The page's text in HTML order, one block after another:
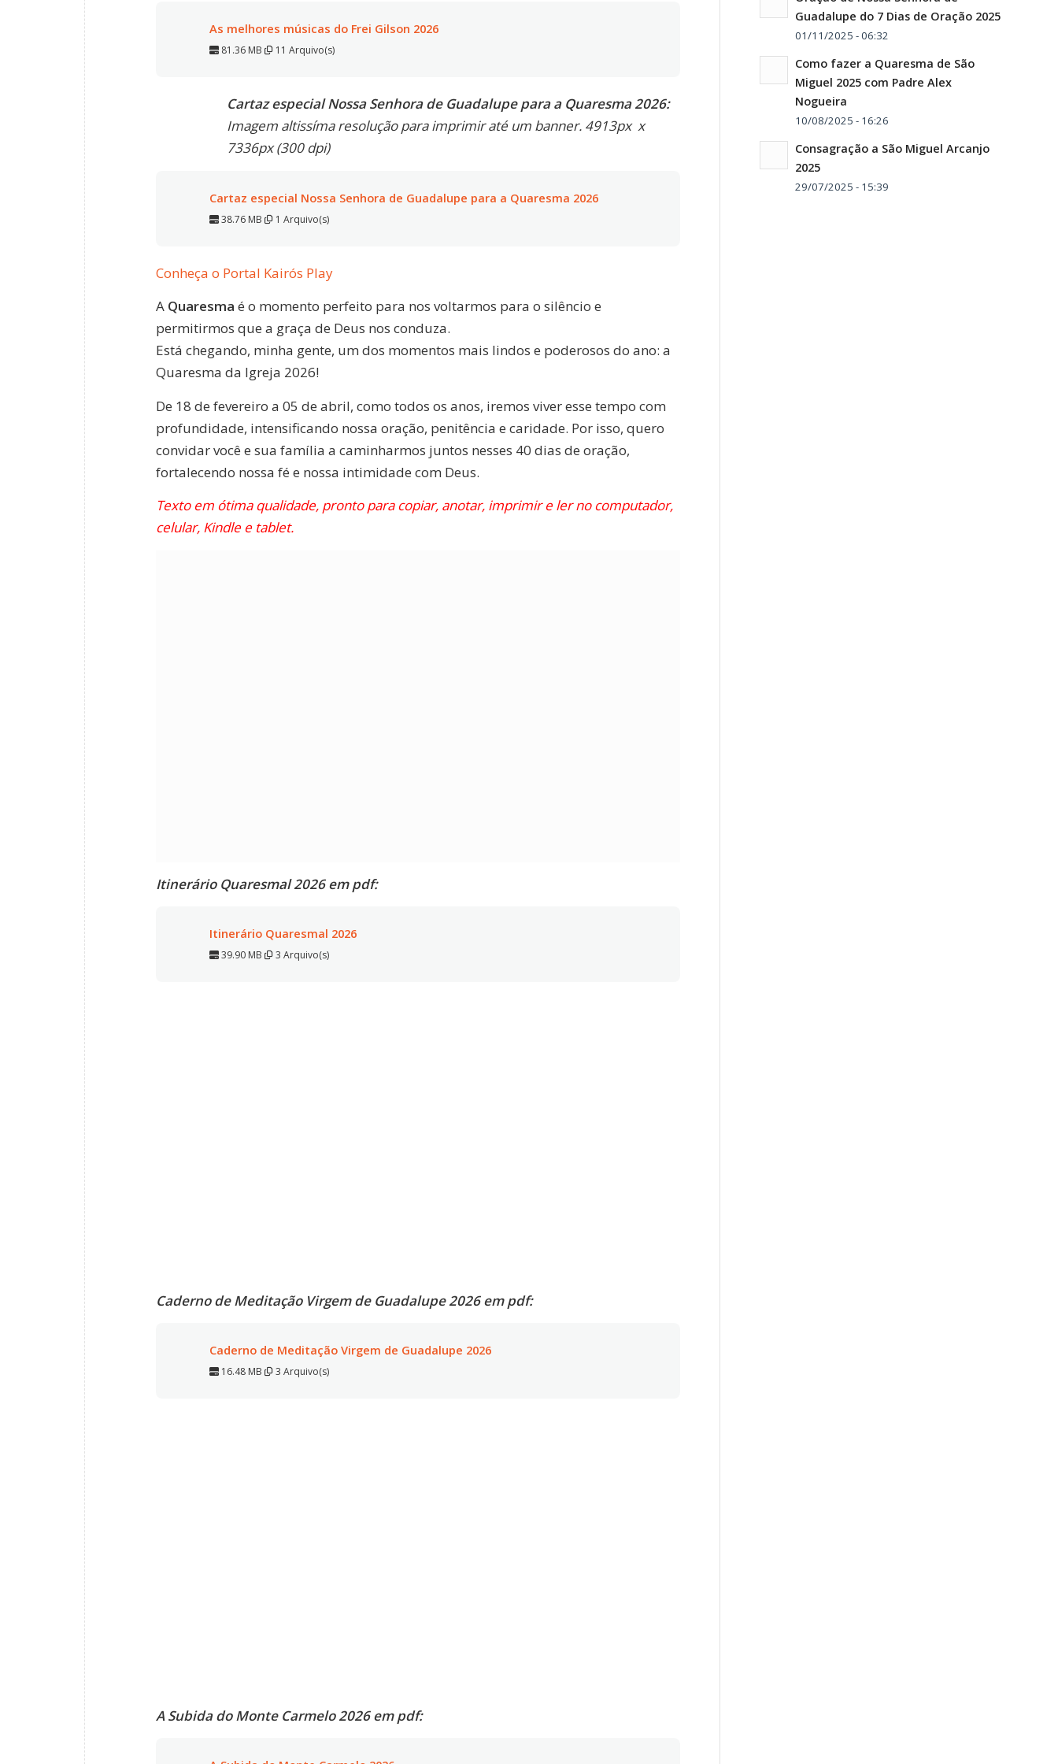
As melhores músicas do Frei Gilson 2026
81.36 MB 11 Arquivo(s)
Cartaz especial Nossa Senhora de Guadalupe para a Quaresma 2026:
Imagem altissíma resolução para imprimir até um banner. 4913px x
7336px (300 dpi)
Cartaz especial Nossa Senhora de Guadalupe para a Quaresma 2026
38.76 MB 1 Arquivo(s)
Conheça o Portal Kairós Play
A Quaresma é o momento perfeito para nos voltarmos para o silêncio e
permitirmos que a graça de Deus nos conduza.
Está chegando, minha gente, um dos momentos mais lindos e poderosos do ano: a
Quaresma da Igreja 2026!
De 18 de fevereiro a 05 de abril, como todos os anos, iremos viver esse tempo com
profundidade, intensificando nossa oração, penitência e caridade. Por isso, quero
convidar você e sua família a caminharmos juntos nesses 40 dias de oração,
fortalecendo nossa fé e nossa intimidade com Deus.
Texto em ótima qualidade, pronto para copiar, anotar, imprimir e ler no computador,
celular, Kindle e tablet.
Itinerário Quaresmal 2026 em pdf:
Itinerário Quaresmal 2026
39.90 MB 3 Arquivo(s)
Caderno de Meditação Virgem de Guadalupe 2026 em pdf:
Caderno de Meditação Virgem de Guadalupe 2026
16.48 MB 3 Arquivo(s)
A Subida do Monte Carmelo 2026 em pdf:
Guadalupe do 7 Dias de Oração 2025
01/11/2025 - 06:32
Como fazer a Quaresma de São
Miguel 2025 com Padre Alex
Nogueira
10/08/2025 - 16:26
Consagração a São Miguel Arcanjo
2025
29/07/2025 - 15:39